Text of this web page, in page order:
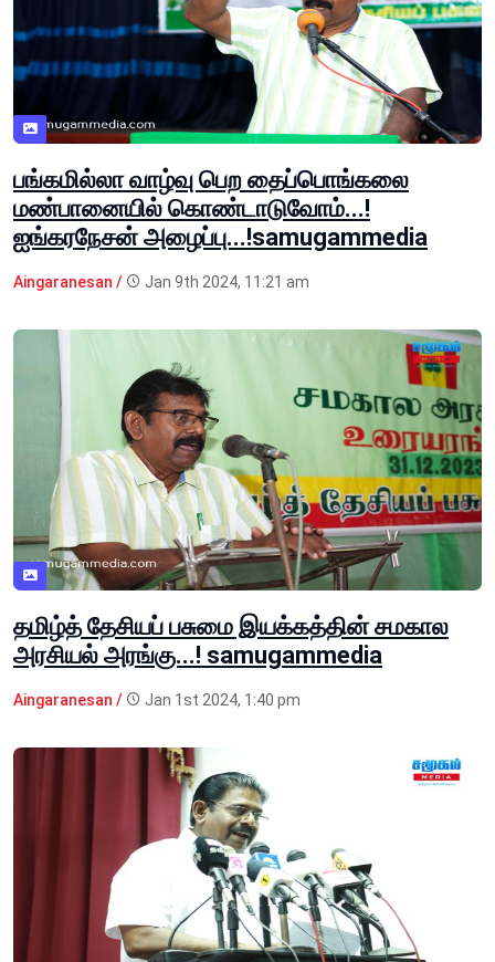
பங்கமில்லா வாழ்வு பெற தைப்பொங்கலை
மண்பானையில் கொண்டாடுவோம்...!
ஐங்கரநேசன் அழைப்பு...!samugammedia
Aingaranesan / Jan 9th 2024, 11:21 am
தமிழ்த் தேசியப் பசுமை இயக்கத்தின் சமகால
அரசியல் அரங்கு...! samugammedia
Aingaranesan / Jan 1st 2024, 1:40 pm